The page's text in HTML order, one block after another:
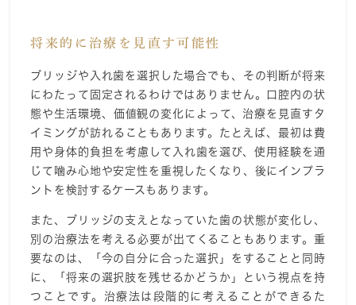
将来的に治療を見直す可能性
ブリッジや入れ歯を選択した場合でも、その判断が将来
にわたって固定されるわけではありません。口腔内の状
態や生活環境、価値観の変化によって、治療を見直すタ
イミングが訪れることもあります。たとえば、最初は費
用や身体的負担を考慮して入れ歯を選び、使用経験を通
じて噛み心地や安定性を重視したくなり、後にインプラ
ントを検討するケースもあります。
また、ブリッジの支えとなっていた歯の状態が変化し、
別の治療法を考える必要が出てくることもあります。重
要なのは、「今の自分に合った選択」をすることと同時
に、「将来の選択肢を残せるかどうか」という視点を持
つことです。治療法は段階的に考えることができるた